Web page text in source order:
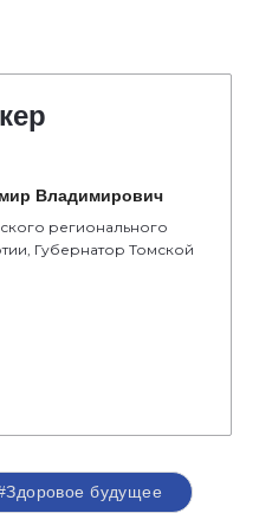
Владимирович
регионального
Губернатор Томской
будущее